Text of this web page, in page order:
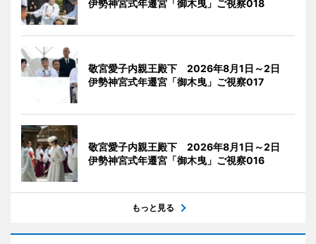
伊勢神宮式年遷宮「御木曳」ご視察018
敬宮愛子内親王殿下 2026年8月1日～2日
伊勢神宮式年遷宮「御木曳」ご視察017
敬宮愛子内親王殿下 2026年8月1日～2日
伊勢神宮式年遷宮「御木曳」ご視察016
もっと見る